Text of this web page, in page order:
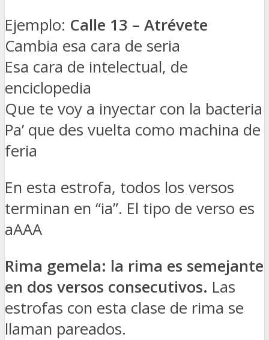
Ejemplo: Calle 13 – Atrévete
Cambia esa cara de seria
Esa cara de intelectual, de
enciclopedia
Que te voy a inyectar con la bacteria
Pa’ que des vuelta como machina de
feria
En esta estrofa, todos los versos
terminan en “ia”. El tipo de verso es
aAAA
Rima gemela: la rima es semejante
en dos versos consecutivos. Las
estrofas con esta clase de rima se
llaman pareados.